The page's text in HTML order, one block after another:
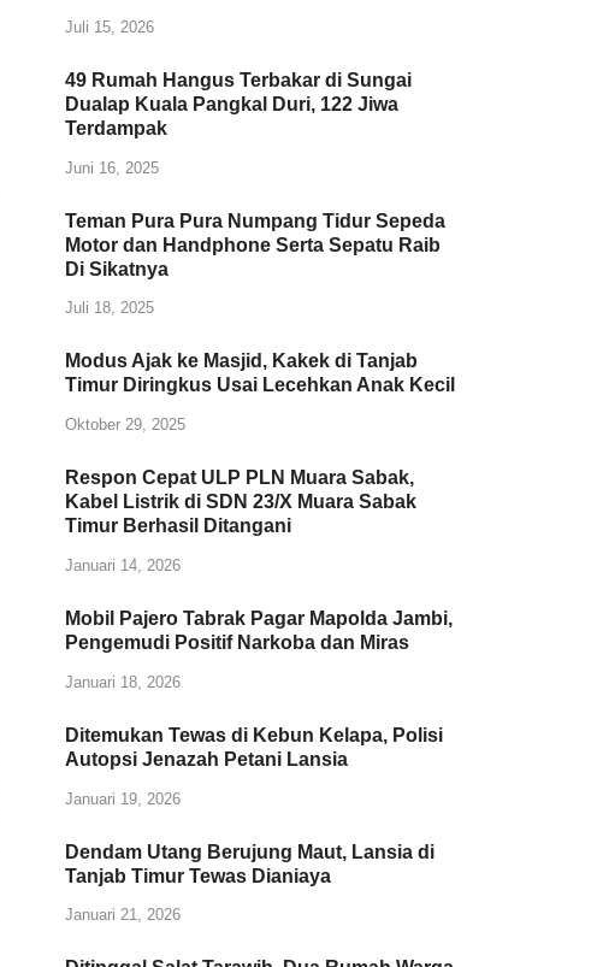
Juli 15, 2026
49 Rumah Hangus Terbakar di Sungai
Dualap Kuala Pangkal Duri, 122 Jiwa
Terdampak
Juni 16, 2025
Teman Pura Pura Numpang Tidur Sepeda
Motor dan Handphone Serta Sepatu Raib
Di Sikatnya
Juli 18, 2025
Modus Ajak ke Masjid, Kakek di Tanjab
Timur Diringkus Usai Lecehkan Anak Kecil
Oktober 29, 2025
Respon Cepat ULP PLN Muara Sabak,
Kabel Listrik di SDN 23/X Muara Sabak
Timur Berhasil Ditangani
Januari 14, 2026
Mobil Pajero Tabrak Pagar Mapolda Jambi,
Pengemudi Positif Narkoba dan Miras
Januari 18, 2026
Ditemukan Tewas di Kebun Kelapa, Polisi
Autopsi Jenazah Petani Lansia
Januari 19, 2026
Dendam Utang Berujung Maut, Lansia di
Tanjab Timur Tewas Dianiaya
Januari 21, 2026